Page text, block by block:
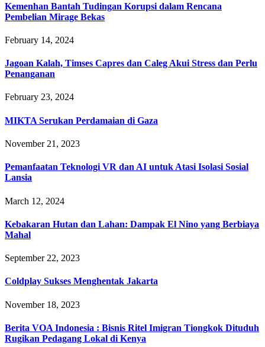
Kemenhan Bantah Tudingan Korupsi dalam Rencana
Pembelian Mirage Bekas
February 14, 2024
Jagoan Kalah, Timses Capres dan Caleg Akui Stress dan Perlu
Penanganan
February 23, 2024
MIKTA Serukan Perdamaian di Gaza
November 21, 2023
Pemanfaatan Teknologi VR dan AI untuk Atasi Isolasi Sosial
Lansia
March 12, 2024
Kebakaran Hutan dan Lahan: Dampak El Nino yang Berbiaya
Mahal
September 22, 2023
Coldplay Sukses Menghentak Jakarta
November 18, 2023
Berita VOA Indonesia : Bisnis Ritel Imigran Tiongkok Dituduh
Rugikan Pedagang Lokal di Kenya